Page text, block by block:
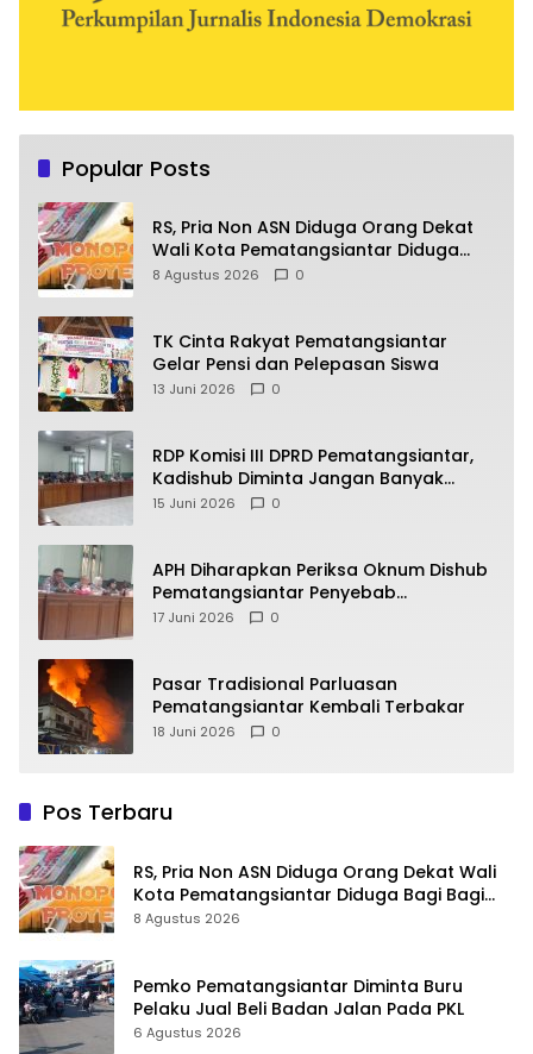
Popular Posts
RS, Pria Non ASN Diduga Orang Dekat
Wali Kota Pematangsiantar Diduga
Bagi Bagi Proyek ke Kontraktor
8 Agustus 2026 0
TK Cinta Rakyat Pematangsiantar
Gelar Pensi dan Pelepasan Siswa
13 Juni 2026 0
RDP Komisi III DPRD Pematangsiantar,
Kadishub Diminta Jangan Banyak
Alasan
15 Juni 2026 0
APH Diharapkan Periksa Oknum Dishub
Pematangsiantar Penyebab
Kebocoran PAD Retribusi Parkir
17 Juni 2026 0
Pasar Tradisional Parluasan
Pematangsiantar Kembali Terbakar
18 Juni 2026 0
Pos Terbaru
RS, Pria Non ASN Diduga Orang Dekat Wali
Kota Pematangsiantar Diduga Bagi Bagi
Proyek ke Kontraktor
8 Agustus 2026
Pemko Pematangsiantar Diminta Buru
Pelaku Jual Beli Badan Jalan Pada PKL
6 Agustus 2026